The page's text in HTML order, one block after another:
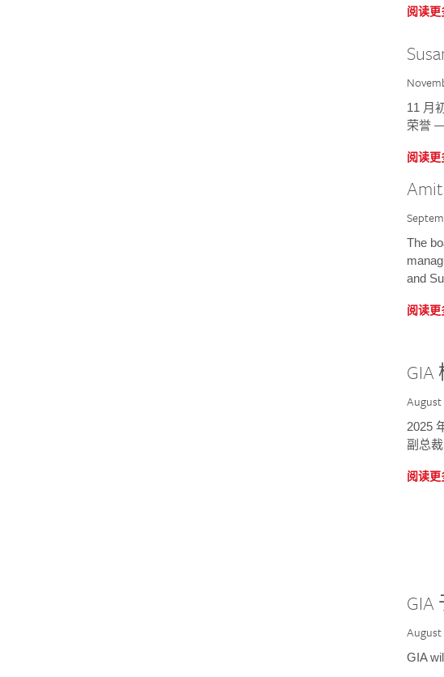
阅读更
11 月
荣誉 —
阅读更
The
and
阅读更
August
2025
副总
阅读更
August
GIA